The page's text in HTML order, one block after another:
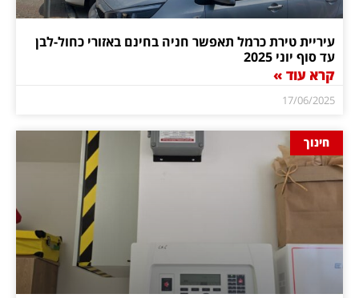
עיריית טירת כרמל תאפשר חניה בחינם באזורי כחול-לבן
עד סוף יוני 2025
קרא עוד »
17/06/2025
חינוך